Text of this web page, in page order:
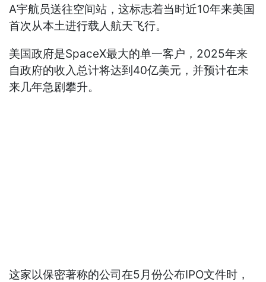
A宇航员送往空间站，这标志着当时近10年来美国
首次从本土进行载人航天飞行。
美国政府是SpaceX最大的单一客户，2025年来
自政府的收入总计将达到40亿美元，并预计在未
来几年急剧攀升。
这家以保密著称的公司在5月份公布IPO文件时，